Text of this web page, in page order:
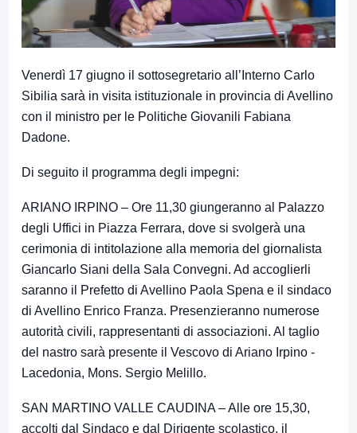
Venerdì 17 giugno il sottosegretario all’Interno Carlo
Sibilia sarà in visita istituzionale in provincia di Avellino
con il ministro per le Politiche Giovanili Fabiana
Dadone.
Di seguito il programma degli impegni:
ARIANO IRPINO – Ore 11,30 giungeranno al Palazzo
degli Uffici in Piazza Ferrara, dove si svolgerà una
cerimonia di intitolazione alla memoria del giornalista
Giancarlo Siani della Sala Convegni. Ad accoglierli
saranno il Prefetto di Avellino Paola Spena e il sindaco
di Avellino Enrico Franza. Presenzieranno numerose
autorità civili, rappresentanti di associazioni. Al taglio
del nastro sarà presente il Vescovo di Ariano Irpino -
Lacedonia, Mons. Sergio Melillo.
SAN MARTINO VALLE CAUDINA – Alle ore 15,30,
accolti dal Sindaco e dal Dirigente scolastico, il